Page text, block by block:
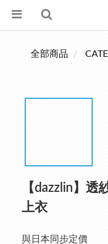
全部商品
【dazzlin】透
上衣
與日本同步定價